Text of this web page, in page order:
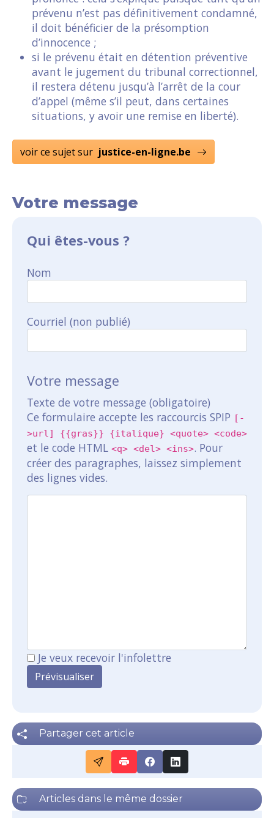
prévenu n’est pas définitivement condamné,
il doit bénéficier de la présomption
d’innocence ;
si le prévenu était en détention préventive
avant le jugement du tribunal correctionnel,
il restera détenu jusqu’à l’arrêt de la cour
d’appel (même s’il peut, dans certaines
situations, y avoir une remise en liberté).
voir ce sujet sur justice-en-ligne.be
Votre message
Qui êtes-vous ?
Nom
Courriel (non publié)
Votre message
Texte de votre message (obligatoire)
Ce formulaire accepte les raccourcis SPIP [-
>url] {{gras}} {italique} <quote> <code>
et le code HTML <q> <del> <ins>. Pour
créer des paragraphes, laissez simplement
des lignes vides.
Je veux recevoir l'infolettre
Partager cet article
Articles dans le même dossier